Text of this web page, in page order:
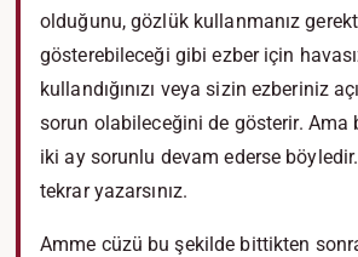
olduğunu, gözlük kullanmanız
gösterebileceği gibi ezber için
kullandığınızı veya sizin ezberiniz
sorun olabileceğini de gösterir. Ama
iki ay sorunlu devam ederse
tekrar yazarsınız.
Amme cüzü bu şekilde bittikten